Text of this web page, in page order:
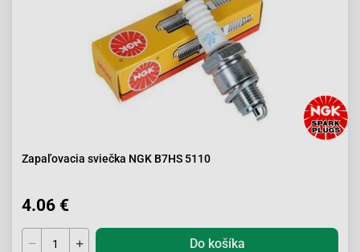
Zapaľovacia sviečka NGK B7HS 5110
4.06 €
Do košíka